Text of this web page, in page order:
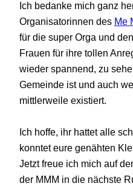
Ich bedanke mich ganz
Organisatorinnen des Me
für die super Orga und
Frauen für ihre tollen
wieder spannend, zu
Gemeinde ist und auch
mittlerweile existiert.
Ich hoffe, ihr hattet alle
konntet eure genähten
Jetzt freue ich mich auf
der MMM in die nächste